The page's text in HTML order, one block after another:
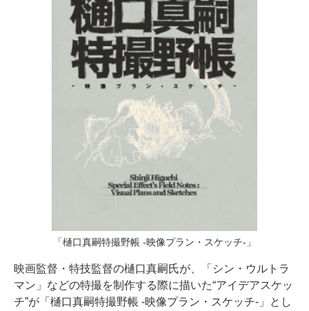
「樋口真嗣特撮野帳 -映像プラン・スケッチ-」
映画監督・特技監督の樋口真嗣氏が、「シン・ウルトラ
マン」などの特撮を制作する際に描いた“アイデアスケッ
チ”が「樋口真嗣特撮野帳 -映像プラン・スケッチ-」とし